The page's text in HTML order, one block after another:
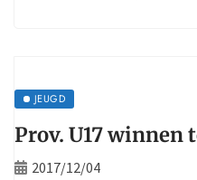
JEUGD
Prov. U17 winnen
2017/12/04